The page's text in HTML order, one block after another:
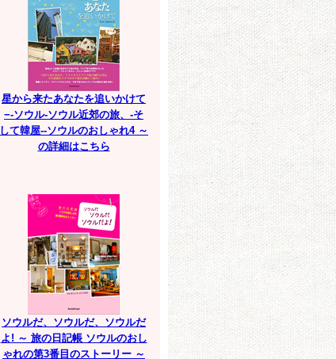
星から来たあなたを追いかけて
−-ソウル-ソウル近郊の旅、-そ
して韓屋--ソウルのおしゃれ4 ～
の詳細はこちら
ソウルだ、ソウルだ、ソウルだ
よ! ～ 旅の日記帳 ソウルのおし
ゃれの第3番目のストーリー ～